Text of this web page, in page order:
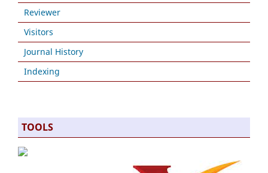
Reviewer
Visitors
Journal History
Indexing
TOOLS